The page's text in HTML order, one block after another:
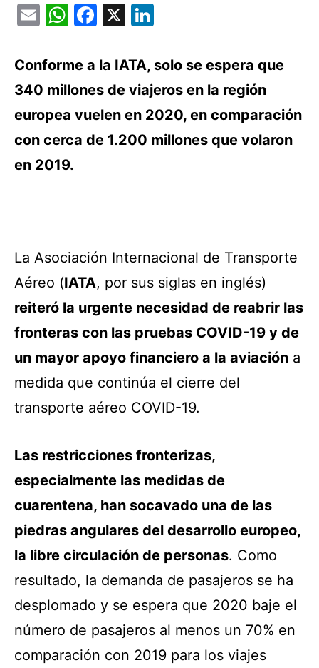
EmailWhatsApp
Facebook
X
Conforme a la IATA, solo se espera que
340 millones de viajeros en la región
europea vuelen en 2020, en comparación
con cerca de 1.200 millones que volaron
en 2019.
La Asociación Internacional de Transporte
Aéreo (IATA, por sus siglas en inglés)
reiteró la urgente necesidad de reabrir las
fronteras con las pruebas COVID-19 y de
un mayor apoyo financiero a la aviación a
medida que continúa el cierre del
transporte aéreo COVID-19.
Las restricciones fronterizas,
especialmente las medidas de
cuarentena, han socavado una de las
piedras angulares del desarrollo europeo,
la libre circulación de personas. Como
resultado, la demanda de pasajeros se ha
desplomado y se espera que 2020 baje el
número de pasajeros al menos un 70% en
comparación con 2019 para los viajes